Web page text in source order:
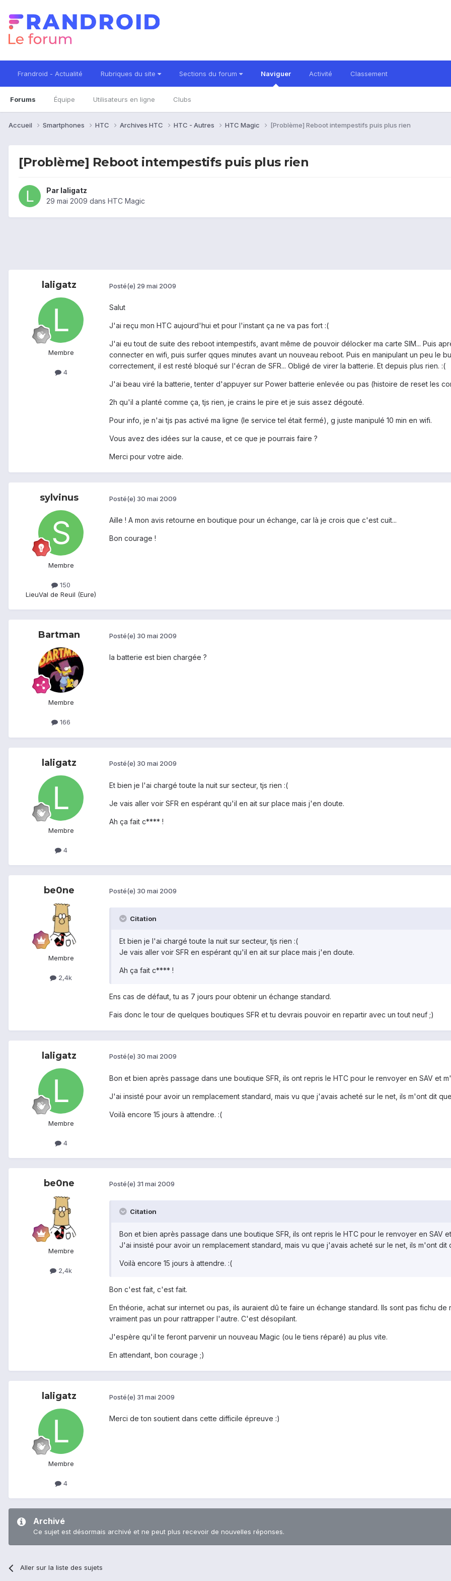
Frandroid - Actualité Rubriques du site Sections du forum Naviguer
Forums Équipe Utilisateurs en ligne Clubs
Activité Classement
Accueil Smartphones HTC Archives HTC HTC - Autres HTC Magic [Problème] Reboot intempestifs puis plus rien
[Problème] Reboot intempestifs puis plus rien
Par laligatz
29 mai 2009 dans HTC Magic
laligatz
Membre
4
Posté(e) 29 mai 2009
Salut
J'ai reçu mon HTC aujourd'hui et pour l'instant ça ne va pas fort :(
J'ai eu tout de suite des reboot intempestifs, avant même de pouvoir délocker ma carte SIM... Puis
connecter en wifi, puis surfer qques minutes avant un nouveau reboot. Puis en manipulant un peu le
correctement, il est resté bloqué sur l'écran de SFR... Obligé de virer la batterie. Et depuis plus rien. :(
J'ai beau viré la batterie, tenter d'appuyer sur Power batterie enlevée ou pas (histoire de reset les
2h qu'il a planté comme ça, tjs rien, je crains le pire et je suis assez dégouté.
Pour info, je n'ai tjs pas activé ma ligne (le service tel était fermé), g juste manipulé 10 min en wifi.
Vous avez des idées sur la cause, et ce que je pourrais faire ?
Merci pour votre aide.
sylvinus
Membre
150
LieuVal de Reuil (Eure)
Posté(e) 30 mai 2009
Aille ! A mon avis retourne en boutique pour un échange, car là je crois que c'est cuit...
Bon courage !
Bartman
Membre
166
Posté(e) 30 mai 2009
la batterie est bien chargée ?
laligatz
Membre
4
Posté(e) 30 mai 2009
Et bien je l'ai chargé toute la nuit sur secteur, tjs rien :(
Je vais aller voir SFR en espérant qu'il en ait sur place mais j'en doute.
Ah ça fait c**** !
be0ne
Membre
2,4k
Posté(e) 30 mai 2009
Citation
Et bien je l'ai chargé toute la nuit sur secteur, tjs rien :(
Je vais aller voir SFR en espérant qu'il en ait sur place mais j'en doute.
Ah ça fait c**** !
Ens cas de défaut, tu as 7 jours pour obtenir un échange standard.
Fais donc le tour de quelques boutiques SFR et tu devrais pouvoir en repartir avec un tout neuf ;)
laligatz
Membre
4
Posté(e) 30 mai 2009
Bon et bien après passage dans une boutique SFR, ils ont repris le HTC pour le renvoyer en SAV et
J'ai insisté pour avoir un remplacement standard, mais vu que j'avais acheté sur le net, ils m'ont dit
Voilà encore 15 jours à attendre. :(
be0ne
Membre
2,4k
Posté(e) 31 mai 2009
Citation
Bon et bien après passage dans une boutique SFR, ils ont repris le HTC pour le renvoyer en SAV
J'ai insisté pour avoir un remplacement standard, mais vu que j'avais acheté sur le net, ils m'ont dit
Voilà encore 15 jours à attendre. :(
Bon c'est fait, c'est fait.
En théorie, achat sur internet ou pas, ils auraient dû te faire un échange standard. Ils sont pas fichu
vraiment pas un pour rattrapper l'autre. C'est désopilant.
J'espère qu'il te feront parvenir un nouveau Magic (ou le tiens réparé) au plus vite.
En attendant, bon courage ;)
laligatz
Membre
4
Posté(e) 31 mai 2009
Merci de ton soutient dans cette difficile épreuve :)
Archivé
Ce sujet est désormais archivé et ne peut plus recevoir de nouvelles réponses.
Aller sur la liste des sujets